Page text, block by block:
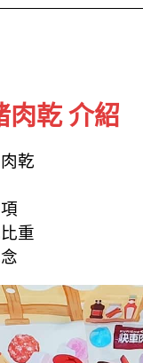
肉乾 介紹
乾
重